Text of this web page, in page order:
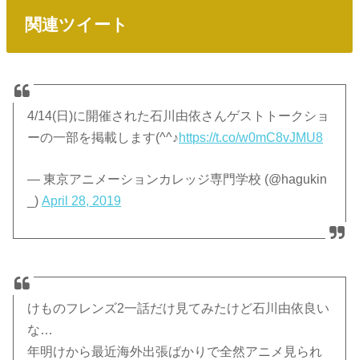
関連ツイート
4/14(日)に開催された石川由依さんゲストトークショ
ーの一部を掲載します(^^♪https://t.co/w0mC8vJMU8
— 東京アニメーションカレッジ専門学校 (@hagukin
_)April 28, 2019
けものフレンズ2一話だけ見てみたけど石川由依良い
な…
年明けから最近海外出張ばかりで全然アニメ見られ